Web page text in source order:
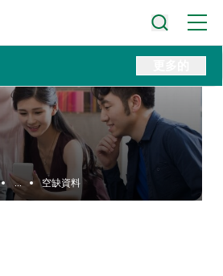
... 空缺資料